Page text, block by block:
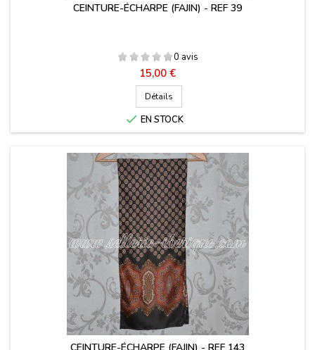
CEINTURE-ÉCHARPE (FAJIN) - REF 39
0 avis
Prix
15,00 €
Détails
 EN STOCK
CEINTURE-ÉCHARPE (FAJIN) - REF 143